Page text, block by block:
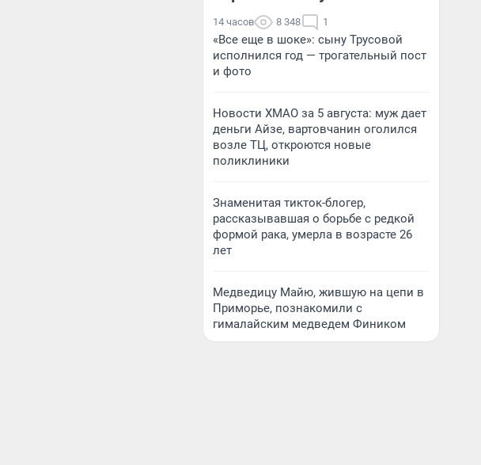
14 часов 8 348 1
«Все еще в шоке»: сыну Трусовой
исполнился год — трогательный пост
и фото
Новости ХМАО за 5 августа: муж дает
деньги Айзе, вартовчанин оголился
возле ТЦ, откроются новые
поликлиники
Знаменитая тикток-блогер,
рассказывавшая о борьбе с редкой
формой рака, умерла в возрасте 26
лет
Медведицу Майю, жившую на цепи в
Приморье, познакомили с
гималайским медведем Фиником